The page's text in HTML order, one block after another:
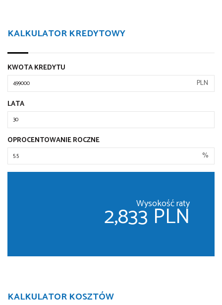
KALKULATOR KREDYTOWY
KWOTA KREDYTU
PLN
LATA
OPROCENTOWANIE ROCZNE
%
Wysokość raty
2,833 PLN
KALKULATOR KOSZTÓW